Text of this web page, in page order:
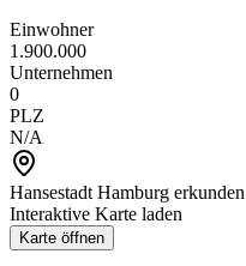
Einwohner
1.900.000
Unternehmen
0
PLZ
N/A
Hansestadt Hamburg erkunden
Interaktive Karte laden
Karte öffnen